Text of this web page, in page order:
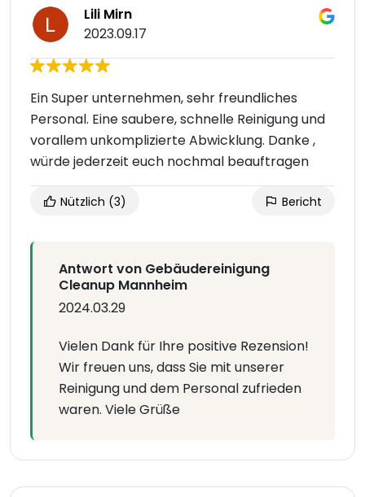
Lili Mirn
2023.09.17
Ein Super unternehmen, sehr freundliches
Personal. Eine saubere, schnelle Reinigung und
vorallem unkomplizierte Abwicklung. Danke ,
würde jederzeit euch nochmal beauftragen
Nützlich (3) Bericht
Antwort von Gebäudereinigung
Cleanup Mannheim
2024.03.29
Vielen Dank für Ihre positive Rezension!
Wir freuen uns, dass Sie mit unserer
Reinigung und dem Personal zufrieden
waren. Viele Grüße